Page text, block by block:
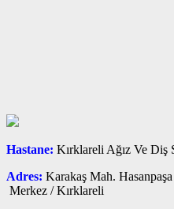
Hastane: Kırklareli Ağız Ve Diş
Adres: Karakaş Mah.
Merkez / Kırklareli